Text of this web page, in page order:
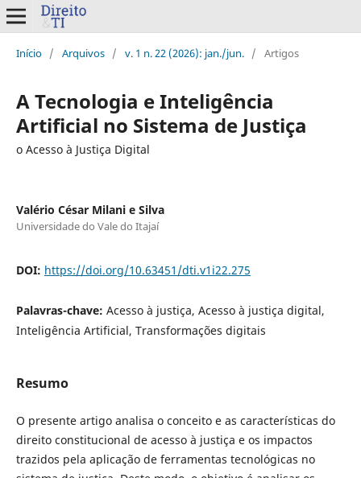
Início / Arquivos / v. 1 n. 22 (2026): jan./jun. / Artigos
A Tecnologia e Inteligência
Artificial no Sistema de Justiça
o Acesso à Justiça Digital
Valério César Milani e Silva
Universidade do Vale do Itajaí
DOI: https://doi.org/10.63451/dti.v1i22.275
Palavras-chave: Acesso à justiça, Acesso à justiça digital,
Inteligência Artificial, Transformações digitais
Resumo
O presente artigo analisa o conceito e as características do
direito constitucional de acesso à justiça e os impactos
trazidos pela aplicação de ferramentas tecnológicas no